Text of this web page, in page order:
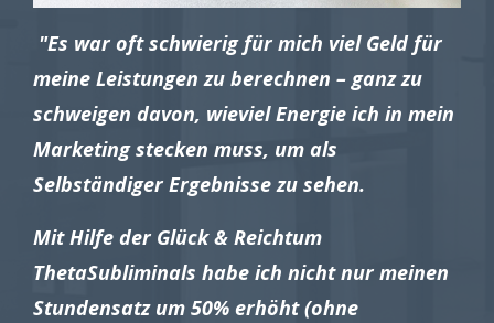
"Es war oft schwierig für mich viel Geld für
meine Leistungen zu berechnen – ganz zu
schweigen davon, wieviel Energie ich in mein
Marketing stecken muss, um als
Selbständiger Ergebnisse zu sehen.
Mit Hilfe der Glück & Reichtum
ThetaSubliminals habe ich nicht nur meinen
Stundensatz um 50% erhöht (ohne